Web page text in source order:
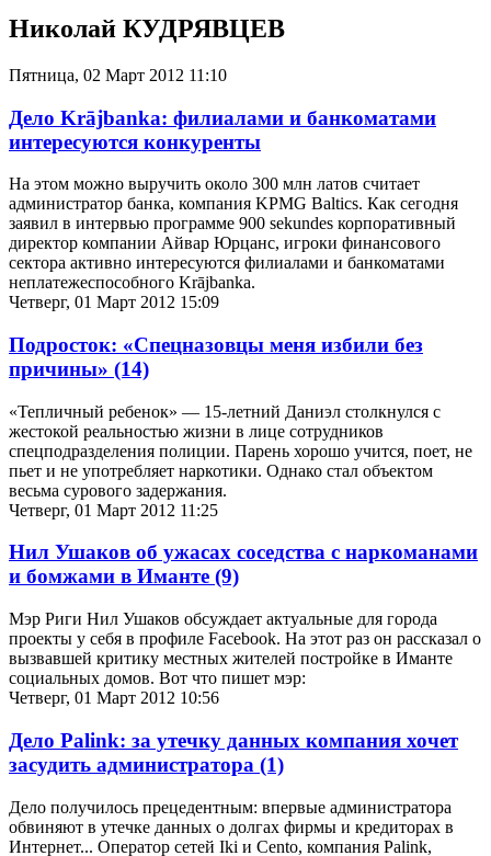
Николай КУДРЯВЦЕВ
Пятница, 02 Март 2012 11:10
Дело Krājbanka: филиалами и банкоматами
интересуются конкуренты
На этом можно выручить около 300 млн латов считает
администратор банка, компания KPMG Baltics. Как сегодня
заявил в интервью программе 900 sekundes корпоративный
директор компании Айвар Юрцанс, игроки финансового
сектора активно интересуются филиалами и банкоматами
неплатежеспособного Krājbanka.
Четверг, 01 Март 2012 15:09
Подросток: «Спецназовцы меня избили без
причины» (14)
«Тепличный ребенок» — 15-летний Даниэл столкнулся с
жестокой реальностью жизни в лице сотрудников
спецподразделения полиции. Парень хорошо учится, поет, не
пьет и не употребляет наркотики. Однако стал объектом
весьма сурового задержания.
Четверг, 01 Март 2012 11:25
Нил Ушаков об ужасах соседства с наркоманами
и бомжами в Иманте (9)
Мэр Риги Нил Ушаков обсуждает актуальные для города
проекты у себя в профиле Facebook. На этот раз он рассказал о
вызвавшей критику местных жителей постройке в Иманте
социальных домов. Вот что пишет мэр:
Четверг, 01 Март 2012 10:56
Дело Palink: за утечку данных компания хочет
засудить администратора (1)
Дело получилось прецедентным: впервые администратора
обвиняют в утечке данных о долгах фирмы и кредиторах в
Интернет... Оператор сетей Iki и Cento, компания Palink,